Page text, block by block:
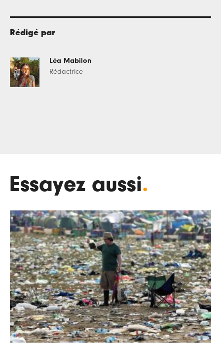
Rédigé par
Léa Mabilon
Rédactrice
Essayez aussi.